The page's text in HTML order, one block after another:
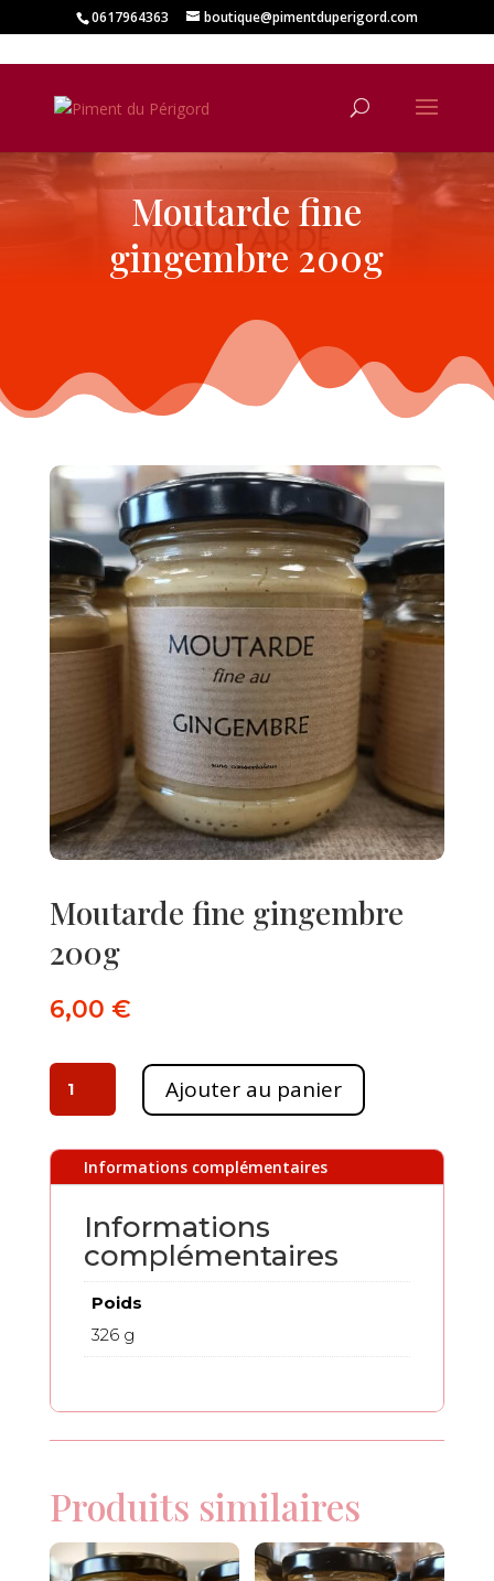
0617964363 boutique@pimentduperigord.com
Moutarde fine
gingembre 200g
Moutarde fine gingembre
200g
6,00 €
quantité
fine
gingembre
Ajouter au panier
Informations complémentaires
Informations
complémentaires
Poids
326 g
Produits similaires